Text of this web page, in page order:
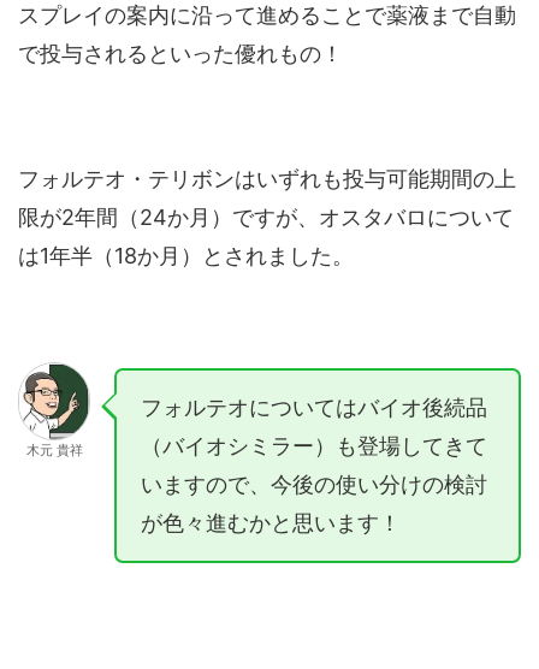
スプレイの案内に沿って進めることで薬液まで自動
で投与されるといった優れもの！
フォルテオ・テリボンはいずれも投与可能期間の上
限が2年間（24か月）ですが、オスタバロについて
は1年半（18か月）とされました。
木元 貴祥
フォルテオについてはバイオ後続品
（バイオシミラー）も登場してきて
いますので、今後の使い分けの検討
が色々進むかと思います！